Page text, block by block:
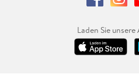
Laden Sie